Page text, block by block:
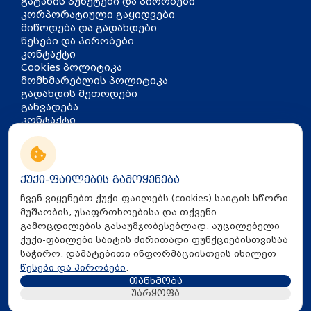
დრეკადი მილები
კონტაქტი
თბილისი, აკაკი წერეთლის
გამზირი 126
info@mira.ge
032 235 60 01
კორპორატიული გაყიდვები
მიწოდება და გადახდები
წესები და პირობები
კონტაქტი
Cookies პოლიტიკა
მომხმარებლის პოლიტიკა
გადახდის მეთოდები
განვადება
All Rights Reserved © 2025 Mira.ge
ქუქი-ფაილების გამოყენება
ჩვენ ვიყენებთ ქუქი-ფაილებს (cookies) საიტის სწორი
მუშაობის, უსაფრთხოებისა და თქვენი
გამოცდილების გასაუმჯობესებლად. აუცილებელი
ქუქი-ფაილები საიტის ძირითადი ფუნქციებისთვისაა
საჭირო. დამატებითი ინფორმაციისთვის იხილეთ
წესები და პირობები.
უარყოფა
თანხმობა